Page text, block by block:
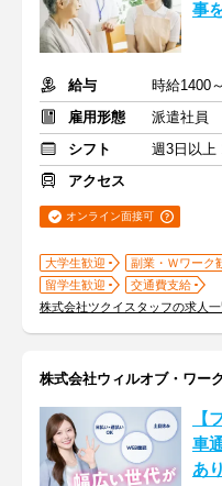
事
給与
時給1400
雇用形態
派遣社員
シフト
週3日以上
アクセス
オンライン面接可
大学生歓迎 副業・Ｗワーク
留学生歓迎
交通費支給
株式会社ツクイスタッフの求人
株式会社ウィルオブ・ワ
【
車
あ